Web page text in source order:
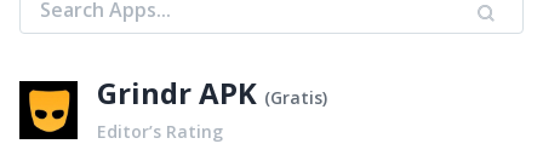
Grindr APK (Gratis)
Editor’s Rating